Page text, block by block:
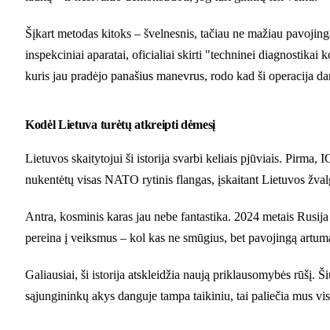
Šįkart metodas kitoks – švelnesnis, tačiau ne mažiau
inspekciniai aparatai, oficialiai skirti "techninei diagnostikai
kuris jau pradėjo panašius manevrus, rodo kad ši operacija
Kodėl Lietuva turėtų atkreipti dėmesį
Lietuvos skaitytojui ši istorija svarbi keliais pjūviais. Pirma,
nukentėtų visas NATO rytinis flangas, įskaitant Lietuvos
Antra, kosminis karas jau nebe fantastika. 2024 metais
pereina į veiksmus – kol kas ne smūgius, bet pavojingą
Galiausiai, ši istorija atskleidžia naują priklausomybės rūšį.
sąjungininkų akys danguje tampa taikiniu, tai paliečia mus